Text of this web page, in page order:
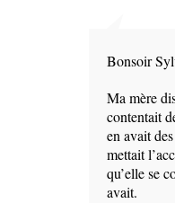
Bonsoir
Ma mère
contentait
en avait
mettait
qu’elle se
avait.